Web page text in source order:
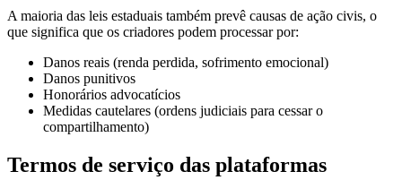
A maioria das leis estaduais também prevê causas de ação civis, o
que significa que os criadores podem processar por:
Danos reais (renda perdida, sofrimento emocional)
Danos punitivos
Honorários advocatícios
Medidas cautelares (ordens judiciais para cessar o
compartilhamento)
Termos de serviço das plataformas